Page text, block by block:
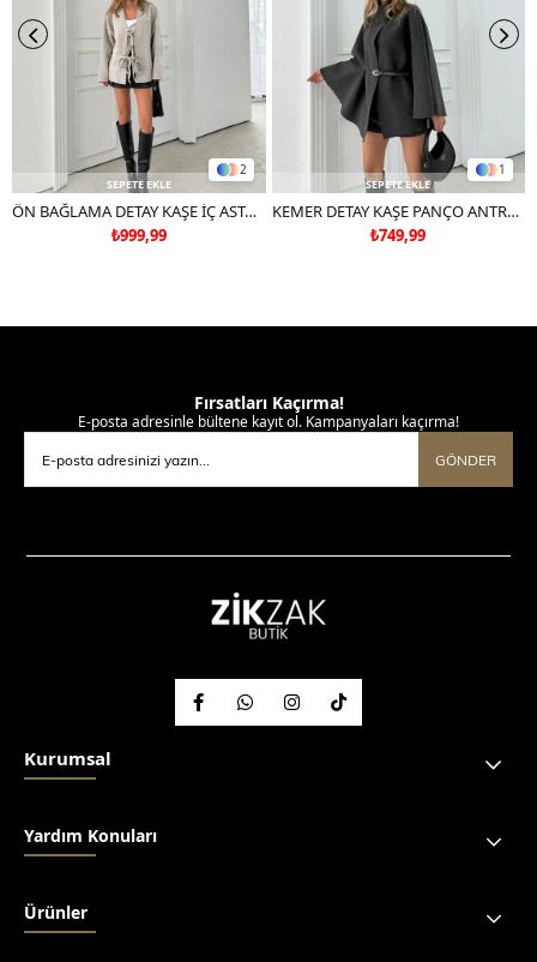
2
SEPETE EKLE
ÖN BAĞLAMA DETAY KAŞE İÇ ASTARLI MONT GRİ
₺999,99
1
SEPETE EKLE
KEMER DETAY KAŞE PANÇO ANTRASİT
₺749,99
Fırsatları Kaçırma!
E-posta adresinle bültene kayıt ol. Kampanyaları kaçırma!
GÖNDER
Kurumsal
Yardım Konuları
Ürünler